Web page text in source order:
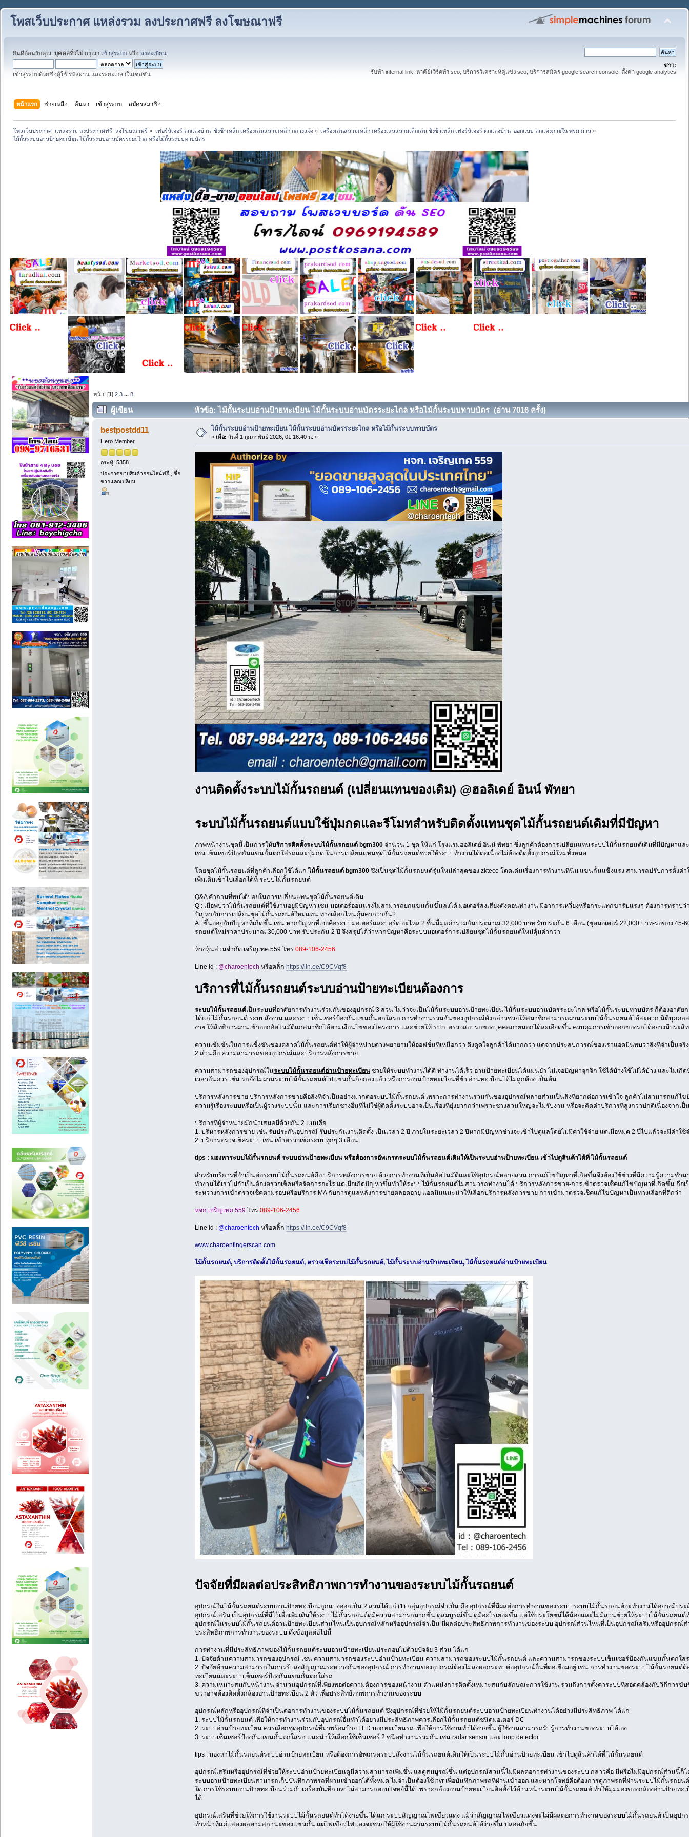
โพสเว็บประกาศ แหล่งรวม ลงประกาศฟรี ลงโฆษณาฟรี
ยินดีต้อนรับคุณ, บุคคลทั่วไป กรุณา เข้าสู่ระบบ หรือ ลงทะเบียน
เข้าสู่ระบบด้วยชื่อผู้ใช้ รหัสผ่าน และระยะเวลาในเซสชั่น
ข่าว:
รับทำ internal link, หาคีย์เวิร์ดทำ seo, บริการวิเคราะห์คู่แข่ง seo, บริการสมัคร google search console, ตั้งค่า google analytics
หน้าแรก ช่วยเหลือ ค้นหา เข้าสู่ระบบ สมัครสมาชิก
โพสเว็บประกาศ  แหล่งรวม ลงประกาศฟรี  ลงโฆษณาฟรี » เฟอร์นิเจอร์ ตกแต่งบ้าน  ชิงช้าเหล็ก เครื่องเล่นสนามเหล็ก กลางแจ้ง» เครื่องเล่นสนามเหล็ก เครื่องเล่นสนามเด็กเล่น ชิงช้าเหล็ก เฟอร์นิเจอร์ ตกแต่งบ้าน  ออกแบบ ตกแต่งภายใน พรม ม่าน»
ไม้กั้นระบบอ่านป้ายทะเบียน ไม้กั้นระบบอ่านบัตรระยะไกล หรือไม้กั้นระบบทาบบัตร
หน้า: [1]2 3 ...8
ผู้เขียน หัวข้อ: ไม้กั้นระบบอ่านป้ายทะเบียน ไม้กั้นระบบอ่านบัตรระยะไกล หรือไม้กั้นระบบทาบบัตร (อ่าน 7016 ครั้ง)
bestpostdd11
Hero Member
กระทู้: 5358
ประกาศขายสินค้าออนไลน์ฟรี , ซื้อ
ขายแลกเปลี่ยน
ไม้กั้นระบบอ่านป้ายทะเบียน ไม้กั้นระบบอ่านบัตรระยะไกล หรือไม้กั้นระบบทาบบัตร
« เมื่อ: วันที่ 1 กุมภาพันธ์ 2026, 01:16:40 น. »
งานติดตั้งระบบไม้กั้นรถยนต์ (เปลี่ยนแทนของเดิม) @ฮอลิเดย์ อินน์ พัทยา
ระบบไม้กั้นรถยนต์แบบใช้ปุ่มกดและรีโมทสำหรับติดตั้งแทนชุดไม้กั้นรถยนต์เดิมที่มีปัญหา
ภาพหน้างานชุดนี้เป็นการให้บริการติดตั้งระบบไม้กั้นรถยนต์ bgm300 จำนวน 1 ชุด ให้แก่ โรงแรมฮอลิเดย์ อินน์ พัทยา ซึ่งลูกค้าต้องการเปลี่ยนแทนระบบไม้กั้นรถยนต์เดิมที่มีปัญหาแ
เช่น เซ็นเซอร์ป้องกันแขนกั้นตกใส่รถและปุ่มกด ในการเปลี่ยนแทนชุดไม้กั้นรถยนต์ช่วยให้ระบบทำงานได้ต่อเนื่องไม่ต้องติดตั้งอุปกรณ์ใหม่ทั้งหมด
โดยชุดไม้กั้นรถยนต์ที่ลูกค้าเลือกใช้ได้แก่ ไม้กั้นรถยนต์ bgm300ซึ่งเป็นชุดไม้กั้นรถยนต์รุ่นใหม่ล่าสุดของ zkteco โดดเด่นเรื่องการทำงานที่นิ่ม แขนกั้นแข็งแรง สามารถปรับการตั้งค่
เพิ่มเติมเข้าไปเลือกได้ที่ ระบบไม้กั้นรถยนต์
Q&A คำถามที่พบได้บ่อยในการเปลี่ยนแทนชุดไม้กั้นรถยนต์เดิม
Q : เมื่อพบว่าไม้กั้นรถยนต์ที่ใช้งานอยู่มีปัญหา เช่น มอเตอร์อ่อนแรงไม่สามารถยกแขนกั้นขึ้นลงได้ มอเตอร์ส่งเสียงดังตอนทำงาน มีอาการเหวี่ยงหรือกระแทกขารับแรงๆ ต้องการทราบ
ปัญหากับการเปลี่ยนชุดไม้กั้นรถยนต์ใหม่แทน ทางเลือกไหนคุ้มค่ากว่ากัน?
A : ขึ้นออยู่กับปัญหาที่เกิดขึ้น เช่น หากปัญหาที่เจอคือระบบมอเตอร์และบอร์ด อะไหล่ 2 ชิ้นนี้มูลค่ารวมกันประมาณ 32,000 บาท รับประกัน 6 เดือน (ชุดมอเตอร์ 22,000 บาท-รอของ 45-
รถยนต์ใหม่ราคาประมาณ 30,000 บาท รับประกัน 2 ปี จึงสรุปได้ว่าหากปัญหาคือระบบมอเตอร์การเปลี่ยนชุดไม้กั้นรถยนต์ใหม่คุ้มค่ากว่า
ห้างหุ้นส่วนจำกัด เจริญเทค 559 โทร.089-106-2456
Line id : @charoentech หรือคลิ้ก https://lin.ee/C9CVqf8
บริการที่ไม้กั้นรถยนต์ระบบอ่านป้ายทะเบียนต้องการ
ระบบไม้กั้นรถยนต์เป็นระบบที่อาศัยการทำงานร่วมกันของอุปกรณ์ 3 ส่วน ไม่ว่าจะเป็นไม้กั้นระบบอ่านป้ายทะเบียน ไม้กั้นระบบอ่านบัตรระยะไกล หรือไม้กั้นระบบทาบบัตร ก็ต้องอาศั
ได้แก่ ไม้กั้นรถยนต์ ระบบสั่งงาน และระบบเซ็นเซอร์ป้องกันแขนกั้นตกใส่รถ การทำงานร่วมกันของอุปกรณ์ดังกล่าวช่วยให้สมาชิกสามารถผ่านระบบไม้กั้นรถยนต์ได้สะดวก นิติบุคคล
ง่าย ให้สิทธิการผ่านเข้าออกอัตโนมัติแก่สมาชิกได้ตามเงื่อนไขของโครงการ และช่วยให้ รปภ. ตรวจสอบรถของบุคคลภายนอกได้ละเอียดขึ้น ควบคุมการเข้าออกของรถได้อย่างมีประสิ
ความเข้มข้นในการแข็งขันของตลาดไม้กั้นรถยนต์ทำให้ผู้จำหน่ายต่างพยายามให้ออฟชั่นที่เหนือกว่า ดึงดูดใจลูกค้าได้มากกว่า แต่จากประสบการณ์ของเราแอดมินพบว่าสิ่งที่จำเป็นจ
2 ส่วนคือ ความสามารถของอุปกรณ์และบริการหลังการขาย
ความสามารถของอุปกรณ์ในระบบไม้กั้นรถยนต์อ่านป้ายทะเบียนช่วยให้ระบบทำงานได้ดี ทำงานได้เร็ว อ่านป้ายทะเบียนได้แม่นยำ ไม่เจอปัญหาจุกจิก ใช้ได้บ้างใช้ไม่ได้บ้าง และไม่
เวลาอันควร เช่น รถยังไม่ผ่านระบบไม้กั้นรถยนต์ไปแขนกั้นก็ยกลงแล้ว หรือการอ่านป้ายทะเบียนที่ช้า อ่านทะเบียนได้ไม่ถูกต้อง เป็นต้น
บริการหลังการขาย บริการหลังการขายคือสิ่งที่จำเป็นอย่างมากต่อระบบไม้กั้นรถยนต์ เพราะการทำงานร่วมกันของอุปกรณ์หลายส่วนเป็นสิ่งที่ยากต่อการเข้าใจ ลูกค้าไม่สามารถแก้ไ
ความรู้เรื่องระบบหรือเป็นผู้วางระบบนั้น และการเรียกช่างอื่นที่ไม่ใช่ผู้ติดตั้งระบบอาจเป็นเรื่องที่ยุ่งยากกว่าเพราะช่างส่วนใหญ่จะไม่รับงาน หรือจะคิดค่าบริการที่สูงกว่าปกติเนื่องจากเ
บริการที่ผู้จำหน่ายมักนำเสนอมีด้วยกัน 2 แบบคือ
1. บริหารหลังการขาย เช่น รับประกันอุปกรณ์ รับประกันงานติดตั้ง เป็นเวลา 2 ปี ภายในระยะเวลา 2 ปีหากมีปัญหาช่างจะเข้าไปดูแลโดยไม่มีค่าใช้จ่าย แต่เมื่อหมด 2 ปีไปแล้วจะมีค่าใช้
2. บริการตรวจเช็คระบบ เช่น เข้าตรวจเช็คระบบทุกๆ 3 เดือน
tips : มองหาระบบไม้กั้นรถยนต์ ระบบอ่านป้ายทะเบียน หรือต้องการอัพเกรดระบบไม้กั้นรถยนต์เดิมให้เป็นระบบอ่านป้ายทะเบียน เข้าไปดูสินค้าได้ที่ ไม้กั้นรถยนต์
สำหรับบริการที่จำเป็นต่อระบบไม้กั้นรถยนต์คือ บริการหลังการขาย ด้วยการทำงานที่เป็นอัตโนมัติและใช้อุปกรณ์หลายส่วน การแก้ไขปัญหาที่เกิดขึ้นจึงต้องใช้ช่างที่มีความรู้ความชำ
ทำงานได้เราไม่จำเป็นต้องตรวจเช็คหรือจัดการอะไร แต่เมื่อเกิดปัญหาขึ้นทำให้ระบบไม้กั้นรถยนต์ไม่สามารถทำงานได้ บริการหลังการขาย-การเข้าตรวจเช็คแก้ไขปัญหาที่เกิดขึ้น ถื
ระหว่างการเข้าตรวจเช็คตามรอบหรือบริการ MA กับการดูแลหลังการขายตลอดอายุ แอดมินแนะนำให้เลือกบริการหลังการขาย การเข้ามาตรวจเช็คแก้ไขปัญหาเป็นทางเลือกที่ดีกว่า
หจก.เจริญเทค 559 โทร.089-106-2456
Line id :@charoentech หรือคลิ้ก https://lin.ee/C9CVqf8
www.charoenfingerscan.com
ไม้กั้นรถยนต์, บริการติดตั้งไม้กั้นรถยนต์, ตรวจเช็คระบบไม้กั้นรถยนต์, ไม้กั้นระบบอ่านป้ายทะเบียน, ไม้กั้นรถยนต์อ่านป้ายทะเบียน
ปัจจัยที่มีผลต่อประสิทธิภาพการทำงานของระบบไม้กั้นรถยนต์
อุปกรณ์ในไม้กั้นรถยนต์ระบบอ่านป้ายทะเบียนถูกแบ่งออกเป็น 2 ส่วนได้แก่ (1) กลุ่มอุปกรณ์จำเป็น คือ อุปกรณ์ที่มีผลต่อการทำงานของระบบ ระบบไม้กั้นรถยนต์จะทำงานได้อย่างมีป
อุปกรณ์เสริม เป็นอุปกรณ์ที่มีไว้เพื่อเพิ่มเติมให้ระบบไม้กั้นรถยนต์ดูมีความสามารถมากขึ้น ดูสมบูรณ์ขึ้น ดูมีอะไรเยอะขึ้น แต่ใช้ประโยชน์ได้น้อยและไม่มีส่วนช่วยให้ระบบไม้กั้นรถยนต์
อุปกรณ์ในระบบไม้กั้นรถยนต์อ่านป้ายทะเบียนส่วนไหนเป็นอุปกรณ์หลักหรืออุปกรณ์จำเป็น มีผลต่อประสิทธิภาพการทำงานของระบบ อุปกรณ์ส่วนไหนที่เป็นอุปกรณ์เสริมหรืออุปกรณ์ส่
ประสิทธิภาพการทำงานของระบบ ดังข้อมูลต่อไปนี้
การทำงานที่มีประสิทธิภาพของไม้กั้นรถยนต์ระบบอ่านป้ายทะเบียนประกอบไปด้วยปัจจัย 3 ส่วน ได้แก่
1. ปัจจัยด้านความสามารถของอุปกรณ์ เช่น ความสามารถของระบบอ่านป้ายทะเบียน ความสามารถของระบบไม้กั้นรถยนต์ และความสามารถของระบบเซ็นเซอร์ป้องกันแขนกั้นตกใส่
2. ปัจจัยด้านความสามารถในการรับส่งสัญญาณระหว่างกันของอุปกรณ์ การทำงานของอุปกรณ์ต้องไม่ส่งผลกระทบต่ออุปกรณ์อื่นที่ต่อเชื่อมอยู่ เช่น การทำงานของระบบไม้กั้นรถยนต์ต้
ทะเบียนและระบบเซ็นเซอร์ป้องกันแขนกั้นตกใส่รถ
3. ความเหมาะสมกับหน้างาน จำนวนอุปกรณ์ที่เพียงพอต่อความต้องการของหน้างาน ตำแหน่งการติดตั้งเหมาะสมกับลักษณะการใช้งาน รวมถึงการตั้งค่าระบบที่สอดคล้องกับวิถีการขั
ขวาอาจต้องติดตั้งกล้องอ่านป้ายทะเบียน 2 ตัว เพื่อประสิทธิภาพการทำงานของระบบ
อุปกรณ์หลักหรืออุปกรณ์ที่จำเป็นต่อการทำงานของระบบไม้กั้นรถยนต์ ซึ่งอุปกรณ์ที่ช่วยให้ไม้กั้นรถยนต์ระบบอ่านป้ายทะเบียนทำงานได้อย่างมีประสิทธิภาพ ได้แก่
1. ระบบไม้กั้นรถยนต์ เพื่อให้การทำงานร่วมกับอุปกรณ์อื่นทำได้อย่างมีประสิทธิภาพควรเลือกไม้กั้นรถยนต์ชนิดมอเตอร์ DC
2. ระบบอ่านป้ายทะเบียน ควรเลือกชุดอุปกรณ์ที่มาพร้อมป้าย LED บอกทะเบียนรถ เพื่อให้การใช้งานทำได้ง่ายขึ้น ผู้ใช้งานสามารถรับรู้การทำงานของระบบได้เอง
3. ระบบเซ็นเซอร์ป้องกันแขนกั้นตกใส่รถ แนะนำให้เลือกใช้เซ็นเซอร์ 2 ชนิดทำงานร่วมกัน เช่น radar sensor และ loop detector
tips : มองหาไม้กั้นรถยนต์ระบบอ่านป้ายทะเบียน หรือต้องการอัพเกรดระบบสั่งงานไม้กั้นรถยนต์เดิมให้เป็นระบบไม้กั้นอ่านป้ายทะเบียน เข้าไปดูสินค้าได้ที่ ไม้กั้นรถยนต์
อุปกรณ์เสริมหรืออุปกรณ์ที่ช่วยให้ระบบอ่านป้ายทะเบียนดูมีความสามารถเพิ่มขึ้น แลดูสมบูรณ์ขึ้น แต่อุปกรณ์ส่วนนี้ไม่มีผลต่อการทำงานของระบบ กล่าวคือ มีหรือไม่มีอุปกรณ์ส่วนนี้ก็ไ
ระบบอ่านป้ายทะเบียนสามารถเก็บบันทึกภาพรถที่ผ่านเข้าออกได้ทั้งหมด ไม่จำเป็นต้องใช้ nvr เพื่อบันทึกภาพรถที่ผ่านเข้าออก และหากโจทย์คือต้องการดูภาพรถที่ผ่านระบบไม้กั้นรถย
ใด การใช้ระบบอ่านป้ายทะเบียนร่วมกับเครื่องบันทึก nvr ไม่สามารถตอบโจทย์นี้ได้ เพราะกล้องอ่านป้ายทะเบียนติดตั้งไว้ด้านหน้าระบบไม้กั้นรถยนต์ ทำให้มุมมองของกล้องอ่านป้ายท
ได้
อุปกรณ์เสริมที่ช่วยให้การใช้งานระบบไม้กั้นรถยนต์ทำได้ง่ายขึ้น ได้แก่ ระบบสัญญาณไฟเขียวแดง แม้ว่าสัญญาณไฟเขียวแดงจะไม่มีผลต่อการทำงานของระบบไม้กั้นรถยนต์ เป็นอุปก
ทำหน้าที่แค่แสดงผลตามสถานะของแขนกั้น แต่ไฟเขียวไฟแดงจะช่วยให้ผู้ใช้งานผ่านระบบไม้กั้นรถยนต์ได้ง่ายขึ้น ปลอดภัยขึ้น